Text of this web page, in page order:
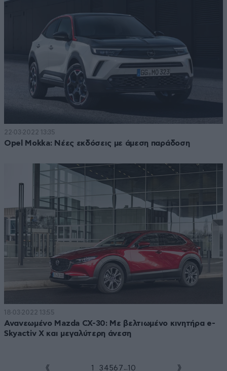
22·03·2022 13:35
Opel Mokka: Νέες εκδόσεις με άμεση παράδοση
18·03·2022 13:55
Ανανεωμένο Mazda CX-30: Με βελτιωμένο κινητήρα e-
Skyactiv X και μεγαλύτερη άνεση
1 3 4 56 7 ...10